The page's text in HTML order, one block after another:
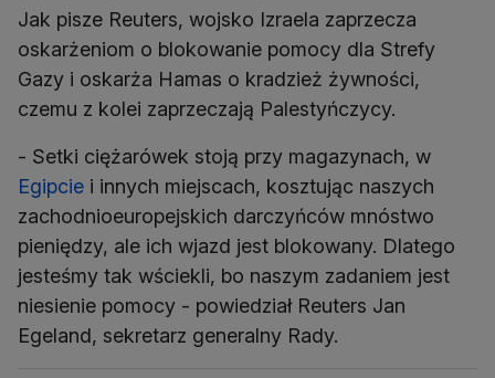
Jak pisze Reuters, wojsko Izraela zaprzecza
oskarżeniom o blokowanie pomocy dla Strefy
Gazy i oskarża Hamas o kradzież żywności,
czemu z kolei zaprzeczają Palestyńczycy.
- Setki ciężarówek stoją przy magazynach, w
Egipcie i innych miejscach, kosztując naszych
zachodnioeuropejskich darczyńców mnóstwo
pieniędzy, ale ich wjazd jest blokowany. Dlatego
jesteśmy tak wściekli, bo naszym zadaniem jest
niesienie pomocy - powiedział Reuters Jan
Egeland, sekretarz generalny Rady.